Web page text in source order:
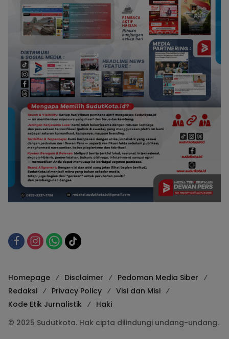
Homepage Disclaimer
Pedoman Media Siber
Redaksi
Privacy Policy
Visi dan Misi
Kode Etik Jurnalistik
Haki
© 2025 Sudutkota. Hak cipta dilindungi undang-undang.